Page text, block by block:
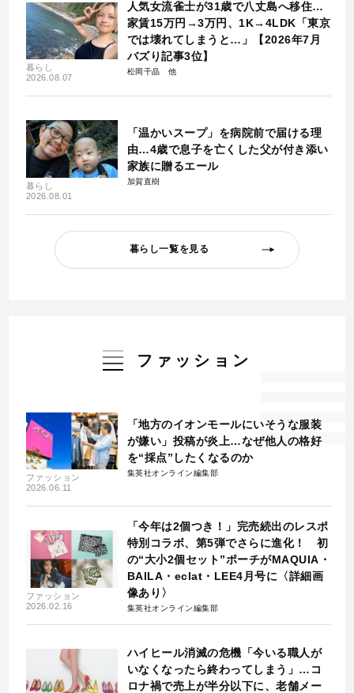
暮らし
2026.08.07
人気女流雀士が31歳で八丈島へ移住…
家賃15万円→3万円、1K→4LDK「東京
では壊れてしまうと…」【2026年7月
バズり記事3位】
松岡千晶
暮らし
2026.08.01
「温かいスープ」を病院前で届ける理
由…4歳で息子を亡くした父が付き添い
家族に贈るエール
加賀直樹
暮らし一覧を見る
ファッション
ファッション
2026.06.11
「地方のイオンモールにいそうな服装
が嫌い」投稿が炎上…なぜ他人の格好
を“採点”したくなるのか
集英社オンライン編集部
ファッション
2026.02.16
「今年は2個つき！」完売続出のレスポ
特別コラボ、第5弾でさらに進化！ 初
の“大小2個セット”ポーチがMAQUIA・
BAILA・eclat・LEE4月号に〈詳細画
像あり〉
集英社オンライン編集部
ハイヒール消滅の危機「今いる職人が
いなくなったら終わってしまう」…コ
ロナ禍で売上が半分以下に、老舗メー